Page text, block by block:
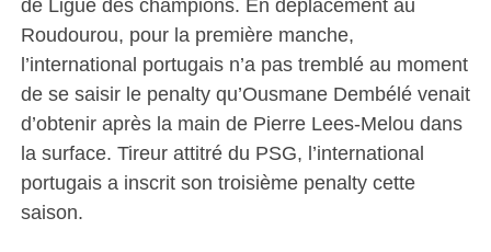
de Ligue des champions. En déplacement au
Roudourou, pour la première manche,
l’international portugais n’a pas tremblé au moment
de se saisir le penalty qu’Ousmane Dembélé venait
d’obtenir après la main de Pierre Lees-Melou dans
la surface. Tireur attitré du PSG, l’international
portugais a inscrit son troisième penalty cette
saison.